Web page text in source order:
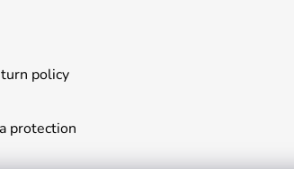
policy
protection